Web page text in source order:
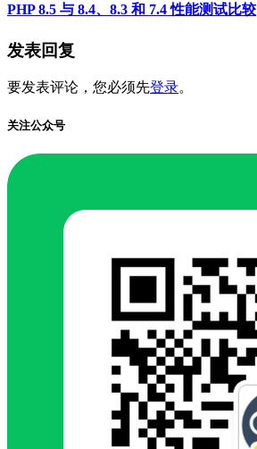
PHP 8.5 与 8.4、8.3 和 7.4 性能测试比较
发表回复
要发表评论，您必须先登录。
关注公众号